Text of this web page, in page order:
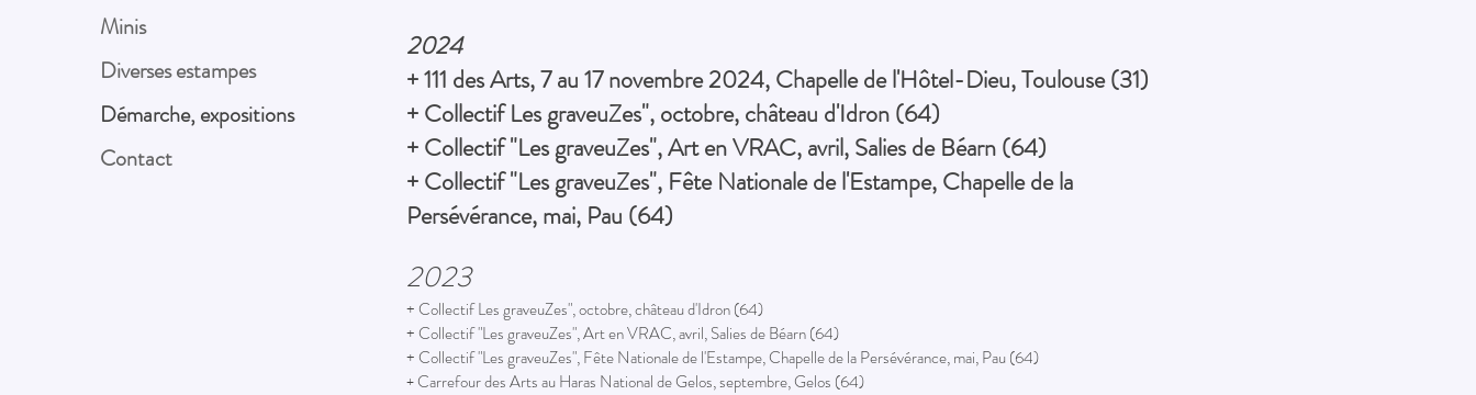
2024
+ 111 des Arts, 7 au 17 novembre 2024, Chapelle de l'Hôtel-Dieu, Toulouse (31)
+ Collectif Les graveuZes", octobre, château d'Idron (64)
+Collectif "Les graveuZes", Art en VRAC, avril, Salies de Béarn (64)
+ Collectif "Les graveuZes", Fête Nationale de l'Estampe, Chapelle de la
Persévérance, mai, Pau (64)
2023
+ Collectif Les graveuZes", octobre, château d'Idron (64)
+Collectif "Les graveuZes", Art en VRAC, avril, Salies de Béarn (64)
+ Collectif "Les graveuZes", Fête Nationale de l'Estampe, Chapelle de la Persévérance, mai, Pau (64)
+Carrefour des Arts au Haras National de Gelos, septembre, Gelos (64)
Minis
Diverses estampes
Démarche, expositions
Contact